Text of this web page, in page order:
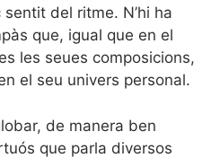
del ritme. N’hi ha
que, igual que en el
les seues composicions,
el seu univers personal.
de manera ben
que parla diversos